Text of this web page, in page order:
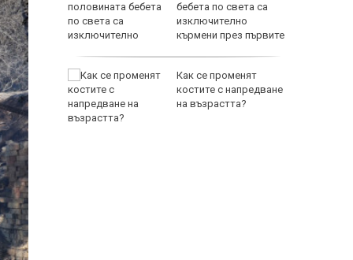
бебета по света са
изключително
кърмени през първите
Как се променят
костите с напредване
на възрастта?